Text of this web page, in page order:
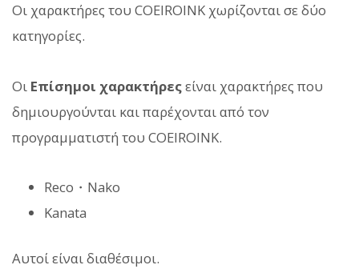
Οι χαρακτήρες του COEIROINK χωρίζονται σε δύο
κατηγορίες.
Οι Επίσημοι χαρακτήρεςείναι χαρακτήρες που
δημιουργούνται και παρέχονται από τον
προγραμματιστή του COEIROINK.
Reco・Nako
Kanata
Αυτοί είναι διαθέσιμοι.